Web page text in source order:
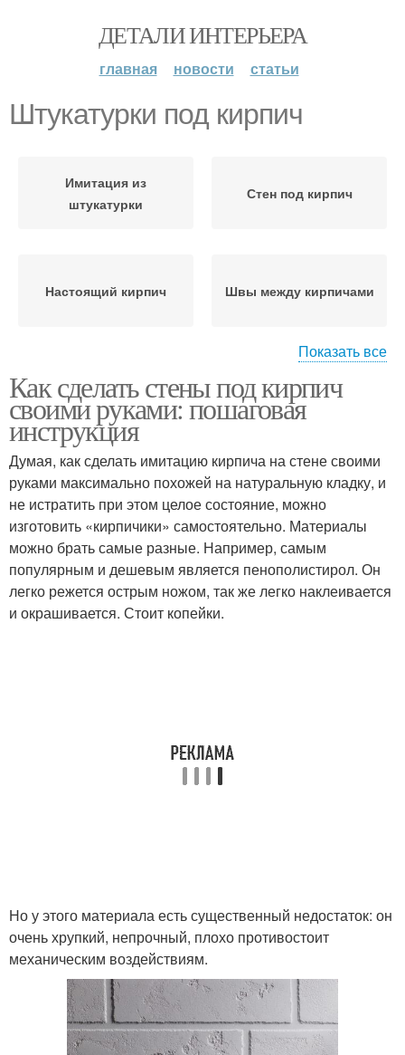
ДЕТАЛИ ИНТЕРЬЕРА
главная новости статьи
Штукатурки под кирпич
Имитация из
штукатурки
Стен под кирпич
Настоящий кирпич Швы между кирпичами
Декоративные кирпичи Декоративный кирпич
Штукатурка под кирпич
Штукатурка под
кирпичную кладку
Отделки под кирпич Стены под кирпич
Штукатурка на улице
штукатурки
Показать все
Как сделать стены под кирпич
своими руками: пошаговая
инструкция
Думая, как сделать имитацию кирпича на стене своими
руками максимально похожей на натуральную кладку, и
не истратить при этом целое состояние, можно
изготовить «кирпичики» самостоятельно. Материалы
можно брать самые разные. Например, самым
популярным и дешевым является пенополистирол. Он
легко режется острым ножом, так же легко наклеивается
и окрашивается. Стоит копейки.
Но у этого материала есть существенный недостаток: он
очень хрупкий, непрочный, плохо противостоит
механическим воздействиям.